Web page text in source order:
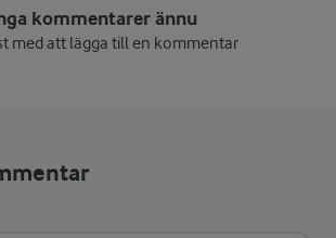
kommentarer ännu
med att lägga till en kommentar